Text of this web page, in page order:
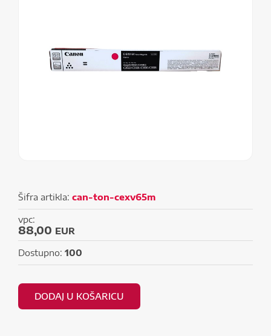
Šifra artikla: can-ton-cexv65m
vpc:
88,00 EUR
Dostupno: 100
DODAJ U KOŠARICU